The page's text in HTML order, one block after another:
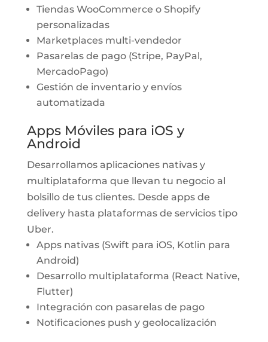
Tiendas WooCommerce o Shopify
personalizadas
Marketplaces multi-vendedor
Pasarelas de pago (Stripe, PayPal,
MercadoPago)
Gestión de inventario y envíos
automatizada
Apps Móviles para iOS y
Android
Desarrollamos aplicaciones nativas y
multiplataforma que llevan tu negocio al
bolsillo de tus clientes. Desde apps de
delivery hasta plataformas de servicios tipo
Uber.
Apps nativas (Swift para iOS, Kotlin para
Android)
Desarrollo multiplataforma (React Native,
Flutter)
Integración con pasarelas de pago
Notificaciones push y geolocalización